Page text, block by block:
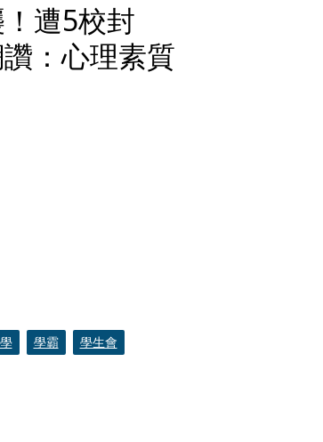
遭5校封
：心理素質
學霸
學生會